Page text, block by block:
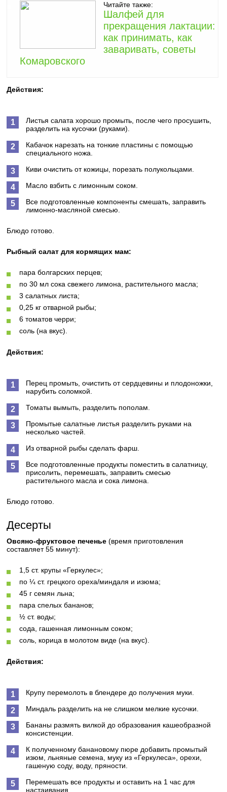
Читайте также:
Шалфей для
прекращения лактации:
как принимать, как
заваривать, советы
Комаровского
Действия:
Листья салата хорошо промыть, после чего просушить,
разделить на кусочки (руками).
Кабачок нарезать на тонкие пластины с помощью
специального ножа.
Киви очистить от кожицы, порезать полукольцами.
Масло взбить с лимонным соком.
Все подготовленные компоненты смешать, заправить
лимонно-масляной смесью.
Блюдо готово.
Рыбный салат для кормящих мам:
пара болгарских перцев;
по 30 мл сока свежего лимона, растительного масла;
3 салатных листа;
0,25 кг отварной рыбы;
6 томатов черри;
соль (на вкус).
Действия:
Перец промыть, очистить от сердцевины и плодоножки,
нарубить соломкой.
Томаты вымыть, разделить пополам.
Промытые салатные листья разделить руками на
несколько частей.
Из отварной рыбы сделать фарш.
Все подготовленные продукты поместить в салатницу,
присолить, перемешать, заправить смесью
растительного масла и сока лимона.
Блюдо готово.
Десерты
Овсяно-фруктовое печенье (время приготовления
составляет 55 минут):
1,5 ст. крупы «Геркулес»;
по ¼ ст. грецкого ореха/миндаля и изюма;
45 г семян льна;
пара спелых бананов;
½ ст. воды;
сода, гашенная лимонным соком;
соль, корица в молотом виде (на вкус).
Действия:
Крупу перемолоть в блендере до получения муки.
Миндаль разделить на не слишком мелкие кусочки.
Бананы размять вилкой до образования кашеобразной
консистенции.
К полученному банановому пюре добавить промытый
изюм, льняные семена, муку из «Геркулеса», орехи,
гашеную соду, воду, пряности.
Перемешать все продукты и оставить на 1 час для
настаивания.